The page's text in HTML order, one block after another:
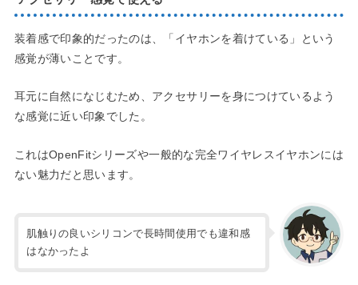
装着感で印象的だったのは、「イヤホンを着けている」という
感覚が薄いことです。
耳元に自然になじむため、アクセサリーを身につけているよう
な感覚に近い印象でした。
これはOpenFitシリーズや一般的な完全ワイヤレスイヤホンには
ない魅力だと思います。
肌触りの良いシリコンで長時間使用でも違和感
はなかったよ